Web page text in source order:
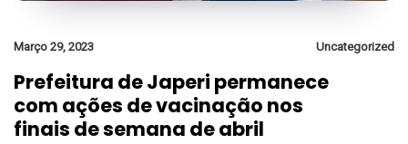
Março 29, 2023 Uncategorized
Prefeitura de Japeri permanece
com ações de vacinação nos
finais de semana de abril